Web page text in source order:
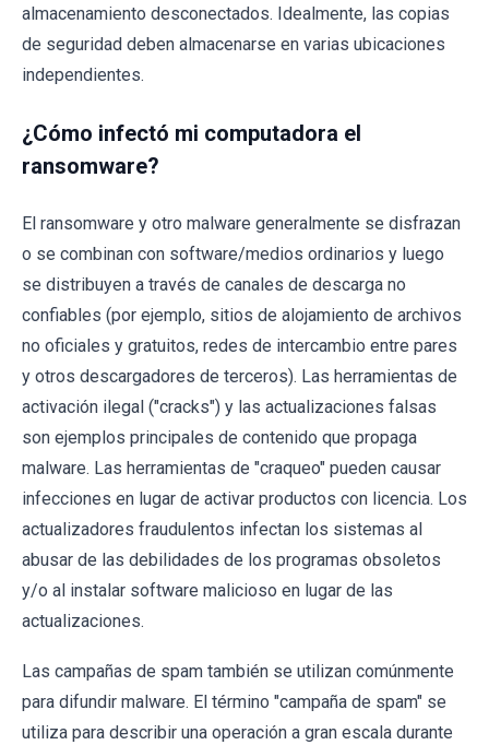
almacenamiento desconectados. Idealmente, las copias
de seguridad deben almacenarse en varias ubicaciones
independientes.
¿Cómo infectó mi computadora el
ransomware?
El ransomware y otro malware generalmente se disfrazan
o se combinan con software/medios ordinarios y luego
se distribuyen a través de canales de descarga no
confiables (por ejemplo, sitios de alojamiento de archivos
no oficiales y gratuitos, redes de intercambio entre pares
y otros descargadores de terceros). Las herramientas de
activación ilegal ("cracks") y las actualizaciones falsas
son ejemplos principales de contenido que propaga
malware. Las herramientas de "craqueo" pueden causar
infecciones en lugar de activar productos con licencia. Los
actualizadores fraudulentos infectan los sistemas al
abusar de las debilidades de los programas obsoletos
y/o al instalar software malicioso en lugar de las
actualizaciones.
Las campañas de spam también se utilizan comúnmente
para difundir malware. El término "campaña de spam" se
utiliza para describir una operación a gran escala durante